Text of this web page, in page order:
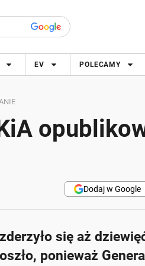
EV POLECAMY
Dodaj w Google
się aż
ponieważ